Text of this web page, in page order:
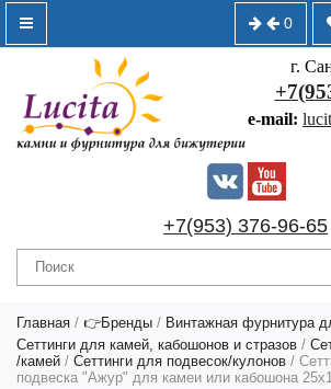
0
г.
e-mail:
+7(953) 376-96-65
Главная / 👉Бренды / Винтажная фурнитура
Сеттинги для камей, кабошонов и стразов /
/камей / Сеттинги для подвесок/кулонов /
подвеска "Ажур" для камеи или кабошона